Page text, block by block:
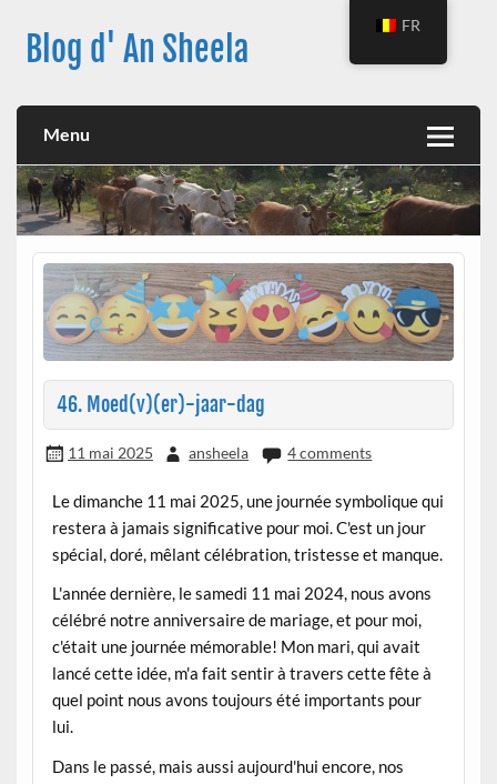
contentBlog d' An Sheela
Menu
46. Moed(v)(er)-jaar-dag
11 mai 2025 ansheela 4 comments
Le dimanche 11 mai 2025, une journée symbolique qui
restera à jamais significative pour moi. C'est un jour
spécial, doré, mêlant célébration, tristesse et manque.
L'année dernière, le samedi 11 mai 2024, nous avons
célébré notre anniversaire de mariage, et pour moi,
c'était une journée mémorable! Mon mari, qui avait
lancé cette idée, m'a fait sentir à travers cette fête à
quel point nous avons toujours été importants pour
lui.
Dans le passé, mais aussi aujourd'hui encore, nos
FR